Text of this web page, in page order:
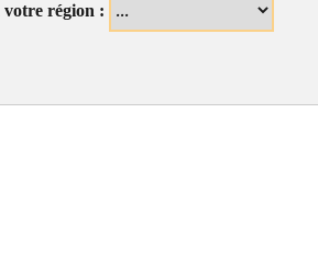
votre région :